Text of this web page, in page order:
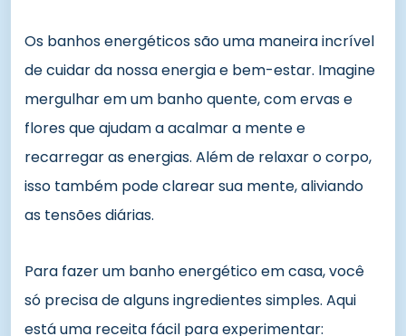
Os banhos energéticos são uma maneira incrível
de cuidar da nossa energia e bem-estar. Imagine
mergulhar em um banho quente, com ervas e
flores que ajudam a acalmar a mente e
recarregar as energias. Além de relaxar o corpo,
isso também pode clarear sua mente, aliviando
as tensões diárias.
Para fazer um banho energético em casa, você
só precisa de alguns ingredientes simples. Aqui
está uma receita fácil para experimentar: